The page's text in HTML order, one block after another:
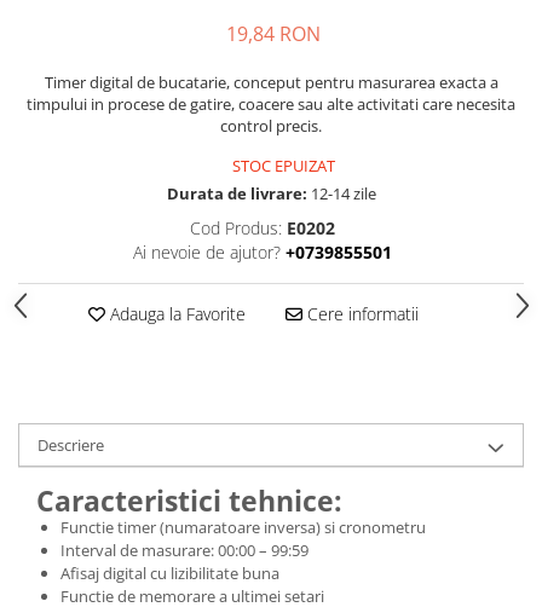
sali sportive
Corpuri de iluminat pentru spital
Corpuri de iluminat tip Highbay
Iluminat de siguranta
Materiale electrice
Cleme
Dulapuri
Intreruptoare
Aparataj
Niloe ivoar
Valena alb
Schneider Sedna
19,84 RON
Timer digital de bucatarie, conceput pentru masurarea exacta a
timpului in procese de gatire, coacere sau alte activitati care necesita
control precis.
STOC EPUIZAT
Durata de livrare: 12-14 zile
Cod Produs: E0202
Ai nevoie de ajutor? +0739855501
Adauga la Favorite Cere informatii
Descriere
Caracteristici tehnice:
Functie timer (numaratoare inversa) si cronometru
Interval de masurare: 00:00 – 99:59
Afisaj digital cu lizibilitate buna
Functie de memorare a ultimei setari